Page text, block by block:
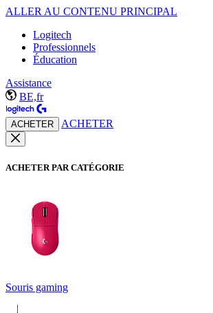
ALLER AU CONTENU PRINCIPAL
Logitech
Professionnels
Éducation
Assistance
BE,fr
ACHETER ACHETER
ACHETER PAR CATÉGORIE
Souris gaming